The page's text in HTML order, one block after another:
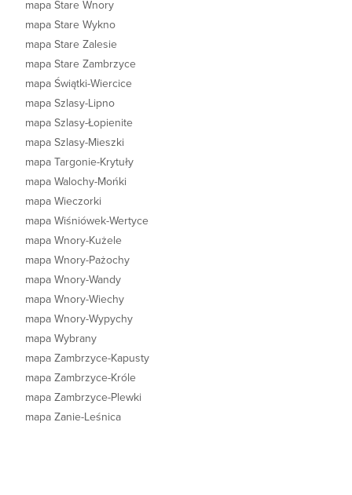
mapa Stare Wnory
mapa Stare Wykno
mapa Stare Zalesie
mapa Stare Zambrzyce
mapa Świątki-Wiercice
mapa Szlasy-Lipno
mapa Szlasy-Łopienite
mapa Szlasy-Mieszki
mapa Targonie-Krytuły
mapa Walochy-Mońki
mapa Wieczorki
mapa Wiśniówek-Wertyce
mapa Wnory-Kużele
mapa Wnory-Pażochy
mapa Wnory-Wandy
mapa Wnory-Wiechy
mapa Wnory-Wypychy
mapa Wybrany
mapa Zambrzyce-Kapusty
mapa Zambrzyce-Króle
mapa Zambrzyce-Plewki
mapa Zanie-Leśnica